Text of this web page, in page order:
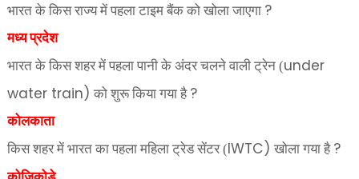
भारत के किस राज्य में पहला टाइम बैंक को खोला जाएगा ?
मध्य प्रदेश
भारत के किस शहर में पहला पानी के अंदर चलने वाली ट्रेन (under
water train) को शुरू किया गया है ?
कोलकाता
किस शहर में भारत का पहला महिला ट्रेड सेंटर (IWTC) खोला गया है ?